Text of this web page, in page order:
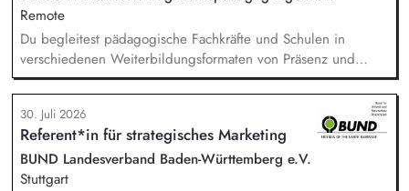
Fachkräfte mit daran angeschlossenen
Weiterbildungsangeboten online wie offline.
Remote
Du begleitest pädagogische Fachkräfte und Schulen in
verschiedenen Weiterbildungsformaten von Präsenz und
Online-Workshops bis hin zu pädogischen Tagen und erstellst
Online-Selbstlernkurse für unsere Plattform schlau-lernen.org.
Die inhaltlichen Schwerpunkte liegen dabei auf den
Bereichen Lesen lernen, Mehrsprachigkeitsbewusstsein und
Alphabetisierung in der Grundschule.
30. Juli 2026
Referent*in für strategisches Marketing
BUND Landesverband Baden-Württemberg e.V.
Stuttgart